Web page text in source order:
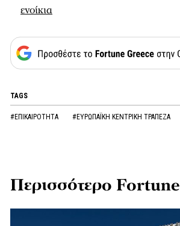
ενοίκια
TAGS
#ΕΠΙΚΑΙΡΟΤΗΤΑ #ΕΥΡΩΠΑΪΚΗ ΚΕΝΤΡΙΚΗ ΤΡΑΠΕΖΑ
Περισσότερο Fortune